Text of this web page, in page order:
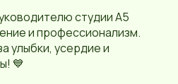
студии А5
и профессионализм.
улыбки, усердие и
💙